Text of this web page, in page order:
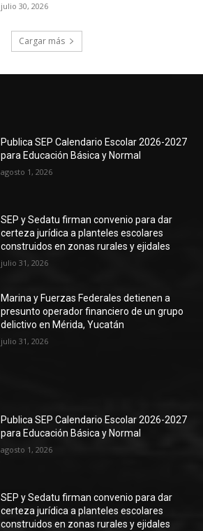
julio 30, 2026
Cargar más
Publica SEP Calendario Escolar 2026-2027
para Educación Básica y Normal
agosto 1, 2026
SEP y Sedatu firman convenio para dar
certeza jurídica a planteles escolares
construidos en zonas rurales y ejidales
julio 31, 2026
Marina y Fuerzas Federales detienen a
presunto operador financiero de un grupo
delictivo en Mérida, Yucatán
julio 31, 2026
Publica SEP Calendario Escolar 2026-2027
para Educación Básica y Normal
agosto 1, 2026
SEP y Sedatu firman convenio para dar
certeza jurídica a planteles escolares
construidos en zonas rurales y ejidales